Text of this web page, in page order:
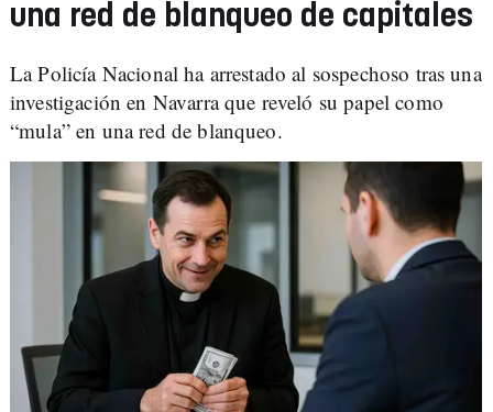
una red de blanqueo de capitales
La Policía Nacional ha arrestado al sospechoso tras una
investigación en Navarra que reveló su papel como
“mula” en una red de blanqueo.